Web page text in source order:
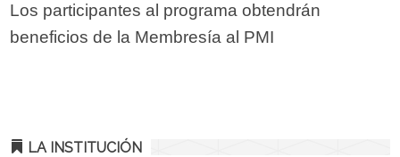
Los participantes al programa obtendrán
beneficios de la Membresía al PMI
LA INSTITUCIÓN